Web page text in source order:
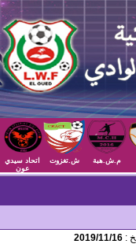
م.ش.هبة ش.تغزوت
اتحاد سيدي
عون
:
2019/11/16